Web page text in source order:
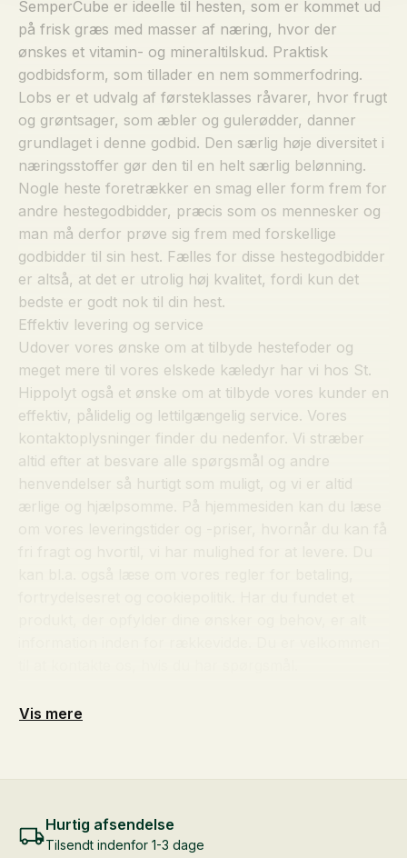
SemperCube er ideelle til hesten, som er kommet ud
på frisk græs med masser af næring, hvor der
ønskes et vitamin- og mineraltilskud. Praktisk
godbidsform, som tillader en nem sommerfodring.
Lobs er et udvalg af førsteklasses råvarer, hvor frugt
og grøntsager, som æbler og gulerødder, danner
grundlaget i denne godbid. Den særlig høje diversitet i
næringsstoffer gør den til en helt særlig belønning.
Nogle heste foretrækker en smag eller form frem for
andre hestegodbidder, præcis som os mennesker og
man må derfor prøve sig frem med forskellige
godbidder til sin hest. Fælles for disse hestegodbidder
er altså, at det er utrolig høj kvalitet, fordi kun det
bedste er godt nok til din hest.
Effektiv levering og service
Udover vores ønske om at tilbyde hestefoder og
meget mere til vores elskede kæledyr har vi hos St.
Hippolyt også et ønske om at tilbyde vores kunder en
effektiv, pålidelig og lettilgængelig service. Vores
kontaktoplysninger finder du nedenfor. Vi stræber
altid efter at besvare alle spørgsmål og andre
henvendelser så hurtigt som muligt, og vi er altid
ærlige og hjælpsomme. På hjemmesiden kan du læse
Vis mere
Hurtig afsendelse
Tilsendt indenfor 1-3 dage